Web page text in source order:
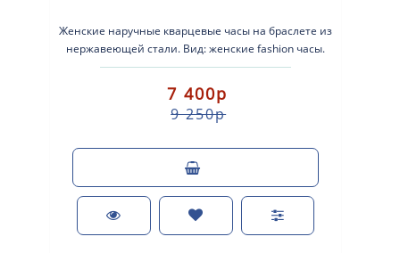
Женские наручные кварцевые часы на браслете из
нержавеющей стали. Вид: женские fashion часы.
Тип механизма: кварцевые. К..
7 400р
9 250р